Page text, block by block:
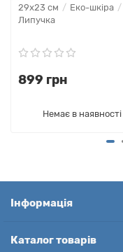
29х23 см
Еко-шкіра
Липучка
899 грн
Немає в наявності
Інформація
Каталог товарів